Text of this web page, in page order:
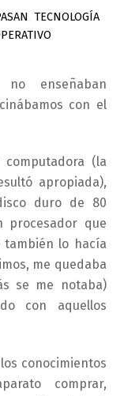
,TECNOLOGÍA
enseñaban
con el
(la
apropiada),
duro de 80
procesador que
lo hacía
me quedaba
se me notaba)
con aquellos
conocimientos
comprar,